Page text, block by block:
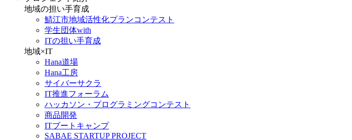
地域の担い手育成
鯖江市地域活性化プランコンテスト
学生団体with
ITの担い手育成
地域×IT
Hana道場
Hana工房
サイバーサクラ
IT推進フォーラム
ハッカソン・プログラミングコンテスト
商品開発
ITブートキャンプ
SABAE STARTUP PROJECT